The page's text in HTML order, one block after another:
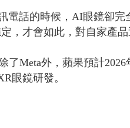
電話的時候，AI眼鏡卻
，才會如此，對自家產品
了Meta外，蘋果預計
眼鏡研發。